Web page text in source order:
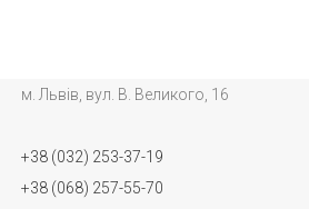
м. Львів, вул. В. Великого, 16
+38 (032) 253-37-19
+38 (068) 257-55-70